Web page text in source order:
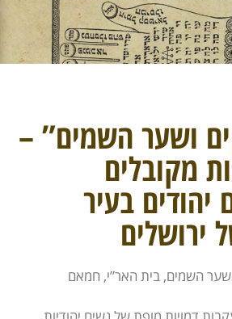
ושער השמים” –
מקובלים
יהודים בעיר
ירושלים
שער השמים, בית האר”י, חמאם